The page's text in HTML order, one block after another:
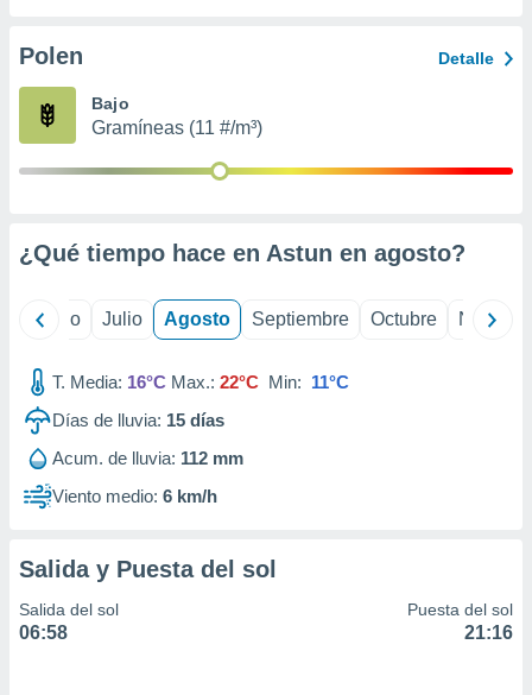
e
mediante
publicidad
publicidad
1199
Polen Detalle
Bajo
Gramíneas (11 #/m³)
¿Qué tiempo hace en Astun en agosto?
Junio Julio Agosto Septiembre Octubre
T. Media: 16°C Max.: 22°C Min: 11°C
Días de lluvia: 15 días
Acum. de lluvia: 112 mm
Viento medio: 6 km/h
Salida y Puesta del sol
Salida del sol
06:58
Puesta del sol
21:16